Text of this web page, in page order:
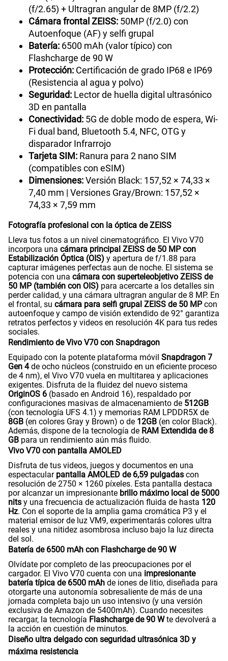
(f/2.65) + Ultragran angular de 8MP (f/2.2)
Cámara frontal ZEISS: 50MP (f/2.0) con
Autoenfoque (AF) y selfi grupal
Batería: 6500 mAh (valor típico) con
Flashcharge de 90 W
Protección: Certificación de grado IP68 e IP69
(Resistencia al agua y polvo)
Seguridad: Lector de huella digital ultrasónico
3D en pantalla
Conectividad: 5G de doble modo de espera, Wi-
Fi dual band, Bluetooth 5.4, NFC, OTG y
disparador Infrarrojo
Tarjeta SIM: Ranura para 2 nano SIM
(compatibles con eSIM)
Dimensiones:Versión Black: 157,52 × 74,33 ×
7,40 mm | Versiones Gray/Brown: 157,52 ×
74,33 × 7,59 mm
Fotografía profesional con la óptica de ZEISS
Lleva tus fotos a un nivel cinematográfico. El Vivo V70
incorpora una cámara principal ZEISS de 50 MP con
Estabilización Óptica (OIS) y apertura de f/1.88 para
capturar imágenes perfectas aun de noche. El sistema se
potencia con una cámara con superteleobjetivo ZEISS de
50 MP (también con OIS) para acercarte a los detalles sin
perder calidad, y una cámara ultragran angular de 8 MP. En
el frontal, su cámara para selfi grupal ZEISS de 50 MPcon
autoenfoque y campo de visión extendido de 92° garantiza
retratos perfectos y videos en resolución 4K para tus redes
sociales.
Rendimiento de Vivo V70 con Snapdragon
Equipado con la potente plataforma móvil Snapdragon 7
Gen 4de ocho núcleos (construido en un eficiente proceso
de 4 nm), el Vivo V70 vuela en multitarea y aplicaciones
exigentes. Disfruta de la fluidez del nuevo sistema
OriginOS 6 (basado en Android 16), respaldado por
configuraciones masivas de almacenamiento de 512GB
(con tecnología UFS 4.1) y memorias RAM LPDDR5X de
8GB (en colores Gray y Brown) o de 12GB (en color Black).
Además, dispone de la tecnología de RAM Extendida de 8
GB para un rendimiento aún más fluido.
Vivo V70 con pantalla AMOLED
Disfruta de tus videos, juegos y documentos en una
espectacular pantalla AMOLED de 6,59 pulgadas con
resolución de 2750 × 1260 píxeles. Esta pantalla destaca
por alcanzar un impresionante brillo máximo local de 5000
nits y una frecuencia de actualización fluida de hasta 120
Hz. Con el soporte de la amplia gama cromática P3 y el
material emisor de luz VM9, experimentarás colores ultra
reales y una nitidez asombrosa incluso bajo la luz directa
del sol.
Batería de 6500 mAh con Flashcharge de 90 W
Olvídate por completo de las preocupaciones por el
cargador. El Vivo V70 cuenta con una impresionante
batería típica de 6500 mAh de iones de litio, diseñada para
otorgarte una autonomía sobresaliente de más de una
jornada completa bajo un uso intensivo (y una versión
exclusiva de Amazon de 5400mAh). Cuando necesites
recargar, la tecnología Flashcharge de 90 Wte devolverá a
la acción en cuestión de minutos.
Diseño ultra delgado con seguridad ultrasónica 3D y
máxima resistencia